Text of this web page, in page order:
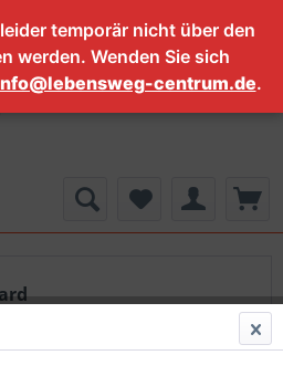
temporär nicht über den
werden. Wenden Sie sich
centrum.de.